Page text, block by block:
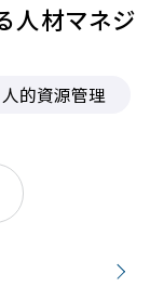
人材マネジ
人的資源管理